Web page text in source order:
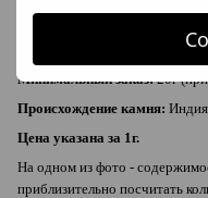
Минерал
Минимальный заказ:20г
Происхождение камня: Индия
Цена указана за 1г.
На одном из фото -
приблизительно посчитать